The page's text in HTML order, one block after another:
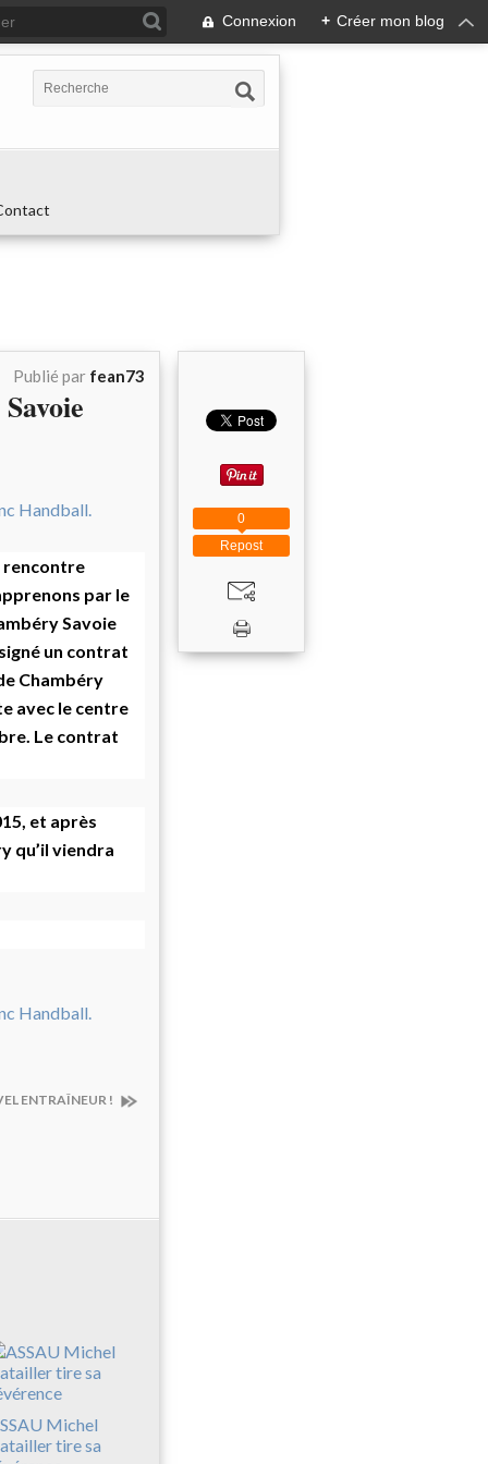
Connexion + Créer mon blog
Publié par fean73
rencontre
par le
Savoie
un contrat
Chambéry
avec le centre
Le contrat
et après
qu’il viendra
ENTRAÎNEUR !
Michel
tire sa
Repost
0